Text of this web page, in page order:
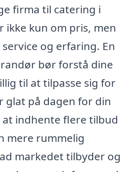
firma til catering i
ikke kun om pris, men
og erfaring. En
bør forstå dine
til at tilpasse sig for
glat på dagen for din
at indhente flere tilbud
mere rummelig
markedet tilbyder og